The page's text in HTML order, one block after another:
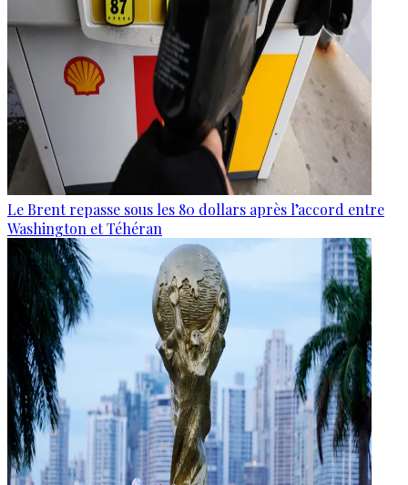
Le Brent repasse sous les 80 dollars après l’accord entre
Washington et Téhéran